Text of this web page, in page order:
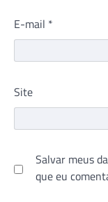
E-mail *
Site
Salvar meus
que eu